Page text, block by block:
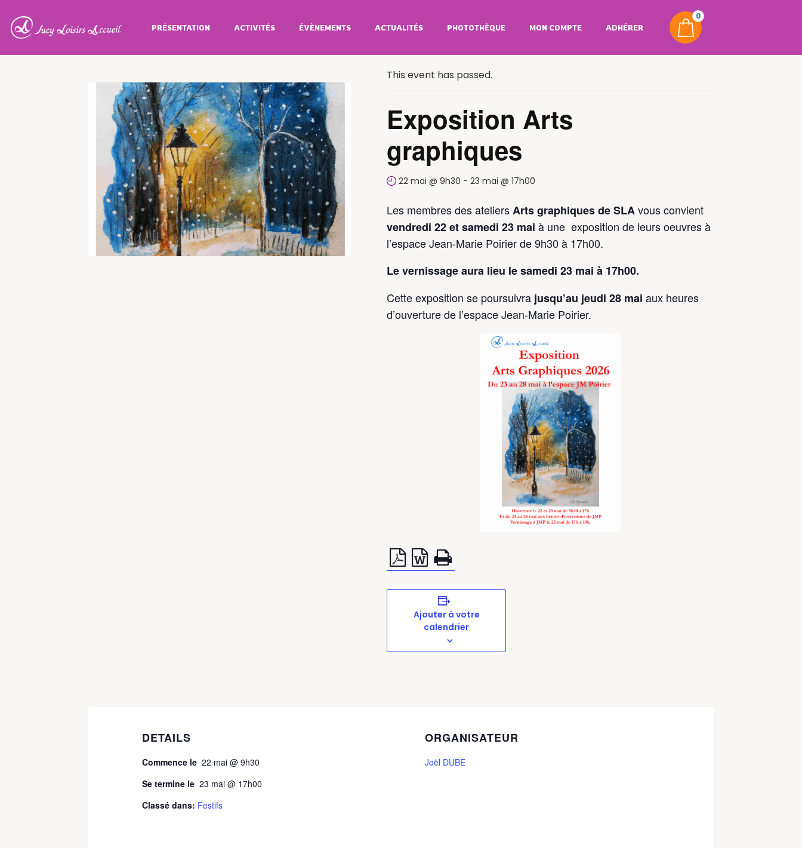
PRÉSENTATION ACTIVITÉS ÉVÈNEMENTS ACTUALITÉS PHOTOTHÈQUE MON COMPTE ADHÉRER
0
This event has passed.
Exposition Arts
graphiques
22 mai @ 9h30 -23 mai @ 17h00
Les membres des ateliersArts graphiquesde SLAvous convient
vendredi 22 et samedi 23 mai à une exposition de leurs oeuvres à
l’espace Jean-Marie Poirier de 9h30 à 17h00.
Le vernissage aura lieu le samedi 23 mai à 17h00.
Cette exposition se poursuivra jusqu’au jeudi 28 mai aux heures
d’ouverture de l’espace Jean-Marie Poirier.
Ajouter à votre
calendrier
DETAILS
Commence le 22 mai @ 9h30
Se termine le 23 mai @ 17h00
Classé dans: Festifs
ORGANISATEUR
Joël DUBE